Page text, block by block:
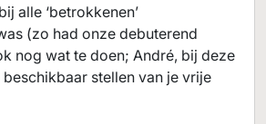
alle ‘betrokkenen’
(zo had onze debuterend
nog wat te doen; André, bij deze
stellen van je vrije